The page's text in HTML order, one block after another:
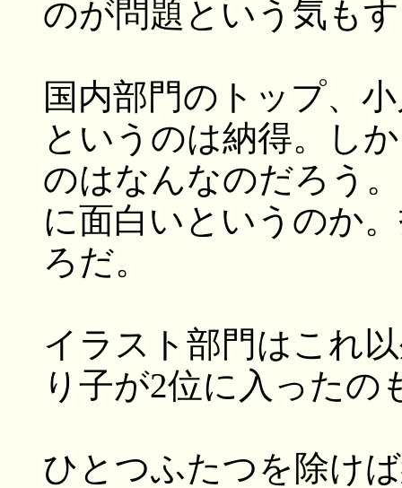
のが問題という気も
国内部門のトップ、
というのは納得。し
のはなんなのだろう
に面白いというのか
ろだ。
イラスト部門はこれ
り子が2位に入ったの
ひとつふたつを除け